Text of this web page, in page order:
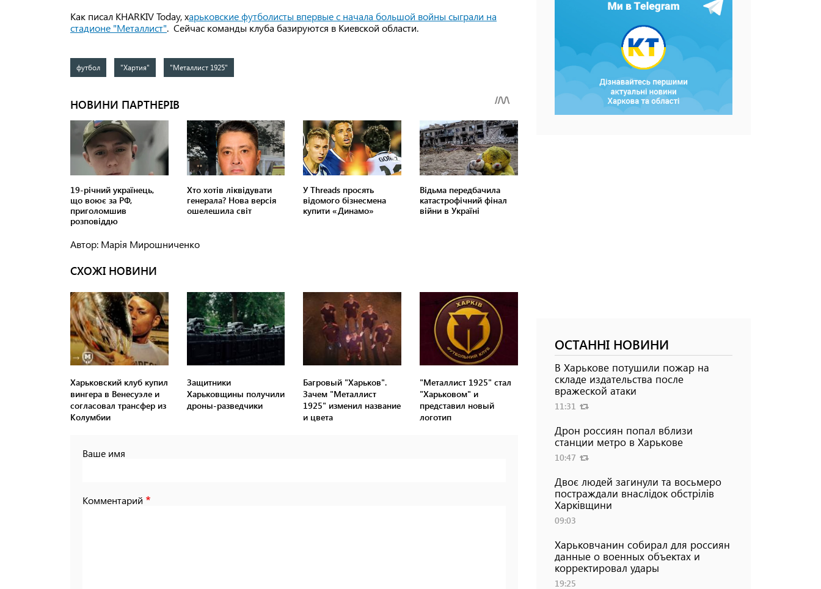
Как писал KHARKIV Today, харьковские футболисты впервые с начала большой войны сыграли на
стадионе "Металлист". Сейчас команды клуба базируются в Киевской области.
футбол "Хартия" "Металлист 1925"
Автор: Марія Мирошниченко
СХОЖІ НОВИНИ
Харьковский клуб купил
вингера в Венесуэле и
согласовал трансфер из
Колумбии
Защитники
Харьковщины получили
дроны-разведчики
Багровый "Харьков".
Зачем "Металлист
1925" изменил название
и цвета
"Металлист 1925" стал
"Харьковом" и
представил новый
логотип
Ваше имя
Комментарий
ОСТАННІ НОВИНИ
В Харькове потушили пожар на
складе издательства после
вражеской атаки
11:31
Дрон россиян попал вблизи
станции метро в Харькове
10:47
Двоє людей загинули та восьмеро
постраждали внаслідок обстрілів
Харківщини
09:03
Харьковчанин собирал для россиян
данные о военных объектах и ​​
корректировал удары
19:25